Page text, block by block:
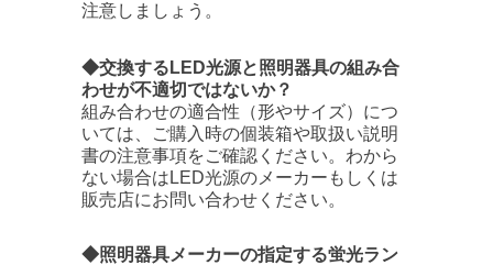
注意しましょう。
◆交換するLED光源と照明器具の組み合
わせが不適切ではないか？
組み合わせの適合性（形やサイズ）につ
いては、ご購入時の個装箱や取扱い説明
書の注意事項をご確認ください。わから
ない場合はLED光源のメーカーもしくは
販売店にお問い合わせください。
◆照明器具メーカーの指定する蛍光ラン